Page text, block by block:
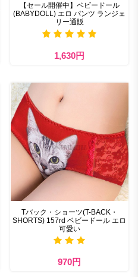
【セール開催中】ベビードール
(BABYDOLL) エロ パンツ ランジェ
リー通販
1,630円
Tバック・ショーツ(T-BACK・
SHORTS) 157rd ベビードール エロ
可愛い
970円